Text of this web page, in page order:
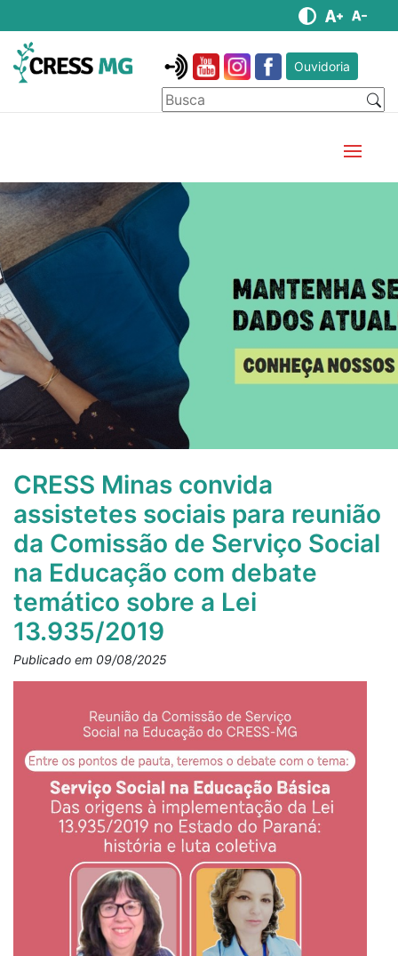
Ouvidoria
CRESS Minas convida
assistetes sociais para reunião
da Comissão de Serviço Social
na Educação com debate
temático sobre a Lei
13.935/2019
Publicado em 09/08/2025